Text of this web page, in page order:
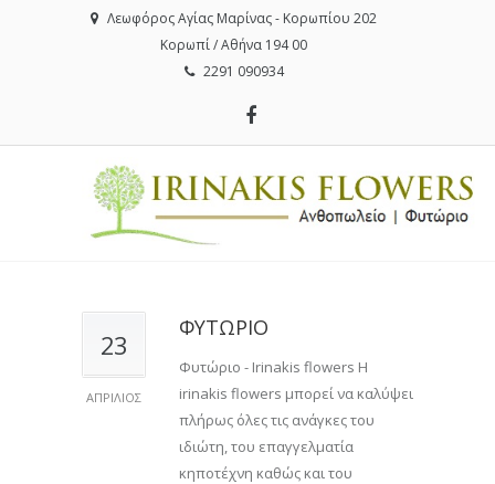
Λεωφόρος Αγίας Μαρίνας - Κορωπίου 202
Κορωπί / Αθήνα 194 00
2291 090934
23
ΑΠΡΊΛΙΟΣ
ΦΥΤΩΡΙΟ
Φυτώριο - Irinakis flowers Η
irinakis flowers μπορεί να καλύψει
πλήρως όλες τις ανάγκες του
ιδιώτη, του επαγγελματία
κηποτέχνη καθώς και του